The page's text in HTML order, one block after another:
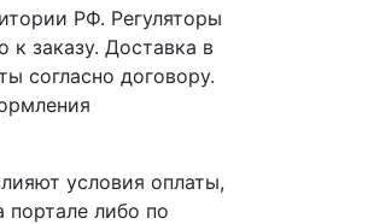
РФ. Регуляторы
к заказу. Доставка в
согласно договору.
условия оплаты,
портале либо по